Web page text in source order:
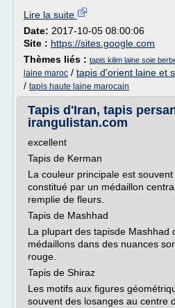
Lire la suite
Date: 2017-10-05 08:00:06
Site : https://sites.google.com
Thèmes liés : tapis kilim laine soie
laine maroc / tapis d'orient laine et
/ tapis haute laine marocain
Tapis d'Iran, tapis
irangulistan.com
excellent
Tapis de Kerman
La couleur principale est
constitué par un médaillon
remplie de fleurs.
Tapis de Mashhad
La plupart des tapisde Mashhad
médaillons dans des nuances
rouge.
Tapis de Shiraz
Les motifs aux figures
souvent des losanges au centre